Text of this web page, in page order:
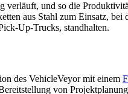
und so die
aus Stahl zum Einsatz, bei
Up-Trucks, standhalten.
des VehicleVeyor mit einem
von